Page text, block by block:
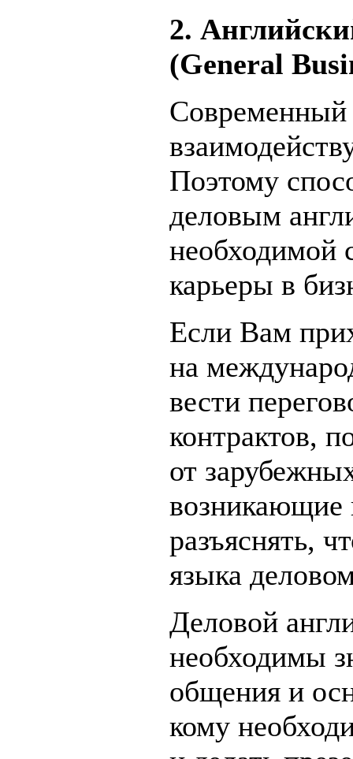
2.
(General
Современный
Поэтому
деловым
необходимой
карьеры в
Если Вам
на
вести
контрактов,
от
возникающие
разъяснять,
языка
Деловой
необходимы
общения и
кому